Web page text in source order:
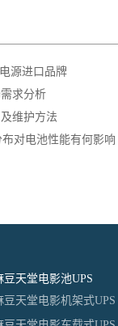
源进口品牌
求分析
维护方法
对电池性能有何影响
豆天堂电影池UPS
豆天堂电影机架式UPS